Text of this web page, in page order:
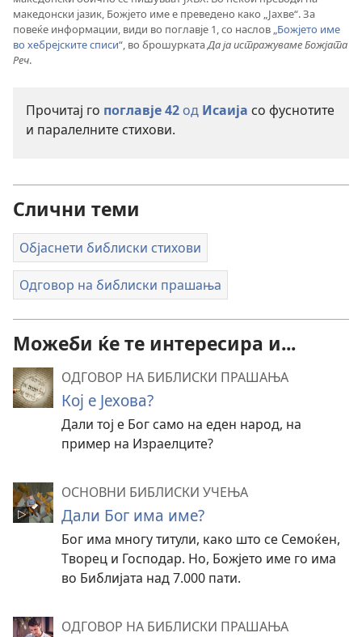
македонски јазик, Божјето име е преведено како „Јахве“. За
повеќе информации, види во поглавје 1, со наслов „Божјето име
во хебрејските списи“, во брошуркатаДа ја истражуваме Божјата
Реч.
Прочитај го поглавје 42од Исаија со фуснотите
и паралелните стихови.
Слични теми
Објаснети библиски стихови
Одговор на библиски прашања
Можеби ќе те интересира и...
ОДГОВОР НА БИБЛИСКИ ПРАШАЊА
Кој е Јехова?
Дали тој е Бог само на еден народ, на
пример на Израелците?
ОСНОВНИ БИБЛИСКИ УЧЕЊА
Дали Бог има име?
Бог има многу титули, како што се Семоќен,
Творец и Господар. Но, Божјето име го има
во Библијата над 7.000 пати.
ОДГОВОР НА БИБЛИСКИ ПРАШАЊА